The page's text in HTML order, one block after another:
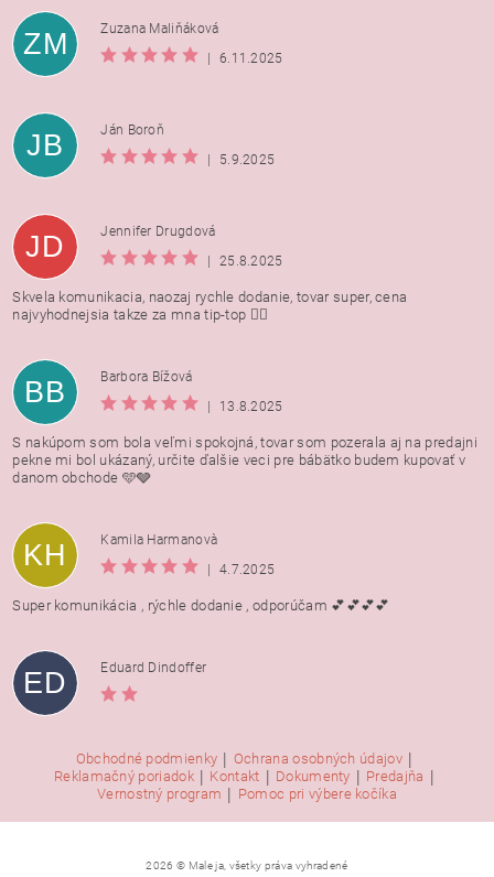
ZM
Zuzana Maliňáková
|
6.11.2025
JB
Ján Boroň
|
5.9.2025
JD
Jennifer Drugdová
|
25.8.2025
Skvela komunikacia, naozaj rychle dodanie, tovar super, cena
najvyhodnejsia takze za mna tip-top 👍🏻
BB
Barbora Bížová
|
13.8.2025
S nakúpom som bola veľmi spokojná, tovar som pozerala aj na predajni
pekne mi bol ukázaný, určite ďalšie veci pre bábätko budem kupovať v
danom obchode 🩵🩶
KH
Kamila Harmanovà
|
4.7.2025
Super komunikácia , rýchle dodanie , odporúčam 💕💕💕💕
ED Eduard Dindoffer
Obchodné podmienky | Ochrana osobných údajov |
Reklamačný poriadok | Kontakt | Dokumenty | Predajňa |
Vernostný program | Pomoc pri výbere kočíka
2026 © Male ja, všetky práva vyhradené